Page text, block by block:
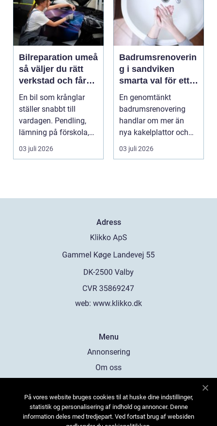
Bilreparation umeå
så väljer du rätt
verkstad och får
bilen att hålla
längre
En bil som krånglar
ställer snabbt till
vardagen. Pendling,
lämning på förskola,
utflykter och storh...
03 juli 2026
Badrumsrenoverin
g i sandviken
smarta val för ett
tryggt och hållbart
badrum
En genomtänkt
badrumsrenovering
handlar om mer än
nya kakelplattor och
en modern dusch. För
många bo...
03 juli 2026
Adress
web: www.klikko.dk
Menu
Annonsering
Om oss
Kontakta oss
Sitemap
På vores website bruges cookies til at huske dine indstillinger,
statistik og personalisering af indhold og annoncer. Denne
information deles med tredjepart. Ved fortsat brug af websiden